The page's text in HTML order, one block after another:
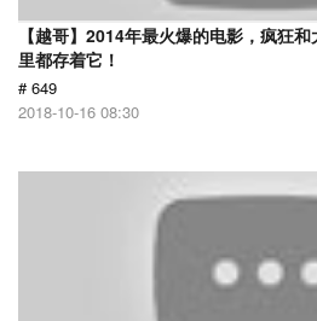
【越哥】2014年最火爆的电影，疯狂
里都存着它！
# 649
2018-10-16 08:30